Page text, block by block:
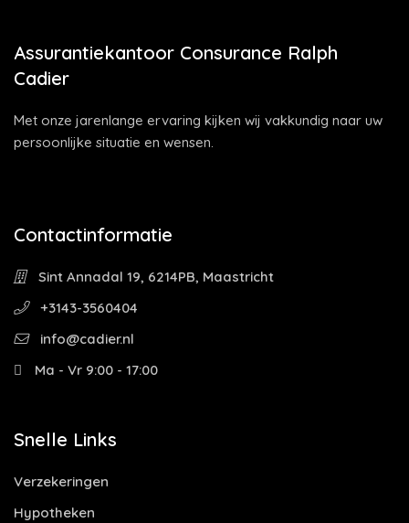
Assurantiekantoor Consurance Ralph
Cadier
Met onze jarenlange ervaring kijken wij vakkundig naar uw
persoonlijke situatie en wensen.
Contactinformatie
Sint Annadal 19, 6214PB, Maastricht
+3143-3560404
info@cadier.nl
Ma - Vr 9:00 - 17:00
Snelle Links
Verzekeringen
Hypotheken